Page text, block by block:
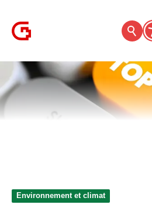
Environnement et climat